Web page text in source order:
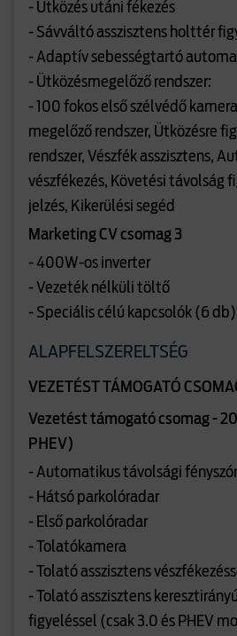
- Ütközés utáni fékezés
- Sávváltó asszisztens holttér
- Adaptív sebességtartó
- Ütközésmegelőző rendszer:
- 100 fokos első szélvédő
megelőző rendszer, Ütközésre
rendszer, Vészfék asszisztens,
vészfékezés, Követési távolság
jelzés, Kikerülési segéd
Marketing CV csomag 3
- 400W-os inverter
- Vezeték nélküli töltő
- Speciális célú kapcsolók (6 db)
ALAPFELSZERELTSÉG
VEZETÉST TÁMOGATÓ
Vezetést támogató csomag -
PHEV)
- Automatikus távolsági
- Hátsó parkolóradar
- Első parkolóradar
- Tolatókamera
- Tolató asszisztens
- Tolató asszisztens
figyeléssel (csak 3.0 és PHEV